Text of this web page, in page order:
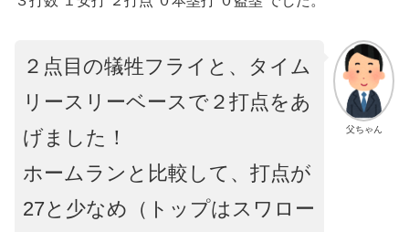
父ちゃん
２点目の犠牲フライと、タイム
リースリーベースで２打点をあ
げました！
ホームランと比較して、打点が
27と少なめ（トップはスワロー